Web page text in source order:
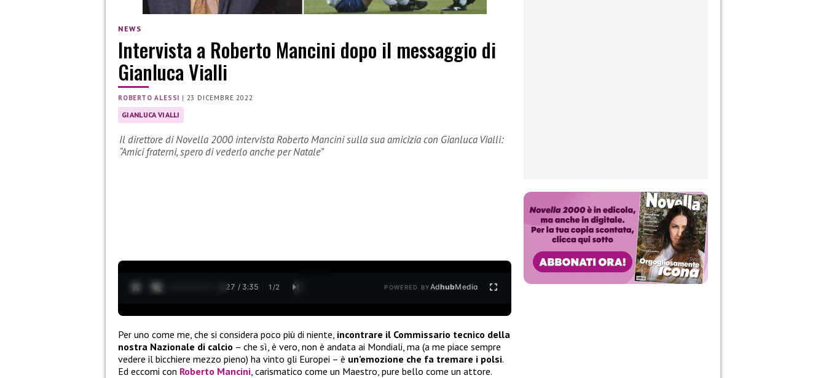
NEWS
Intervista a Roberto Mancini dopo il messaggio di
Gianluca Vialli
ROBERTO ALESSI | 23 DICEMBRE 2022
GIANLUCA VIALLI
Il direttore di Novella 2000 intervista Roberto Mancini sulla sua amicizia con Gianluca Vialli:
“Amici fraterni, spero di vederlo anche per Natale”
0:28 / 3:35 1 /2 POWERED BYAdhubMedia
Per uno come me, che si considera poco più di niente, incontrare il Commissario tecnico della
nostra Nazionale di calcio – che sì, è vero, non è andata ai Mondiali, ma (a me piace sempre
vedere il bicchiere mezzo pieno) ha vinto gli Europei – è un’emozione che fa tremare i polsi.
Ed eccomi con Roberto Mancini , carismatico come un Maestro, pure bello come un attore.